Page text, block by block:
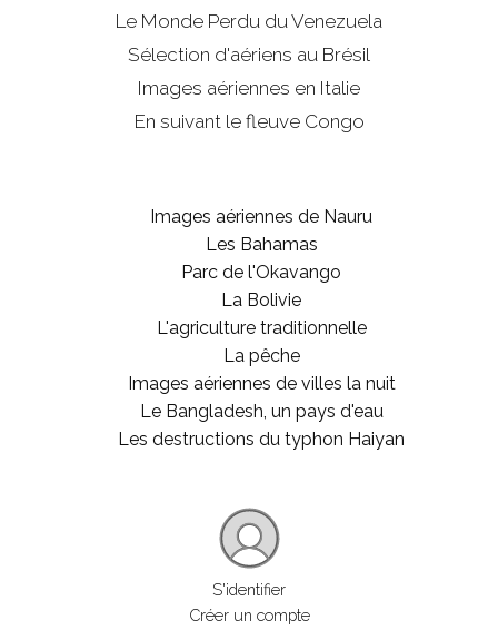
Le Monde Perdu du Venezuela
Sélection d'aériens au Brésil
Images aériennes en Italie
En suivant le fleuve Congo
Images aériennes de Nauru
Les Bahamas
Parc de l'Okavango
La Bolivie
L'agriculture traditionnelle
La pêche
Images aériennes de villes la nuit
Le Bangladesh, un pays d'eau
Les destructions du typhon Haiyan
S'identifier
Créer un compte